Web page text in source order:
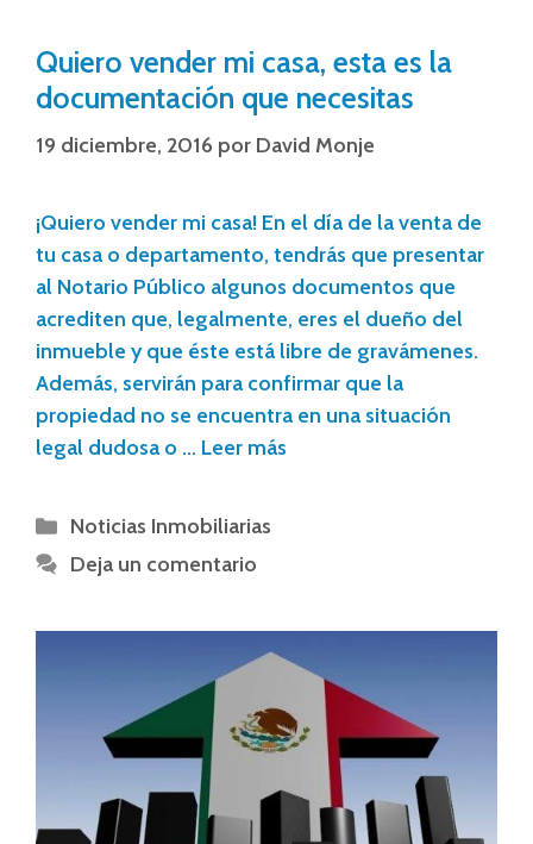
Quiero vender mi casa, esta es la
documentación que necesitas
19 diciembre, 2016 por David Monje
¡Quiero vender mi casa! En el día de la venta de
tu casa o departamento, tendrás que presentar
al Notario Público algunos documentos que
acrediten que, legalmente, eres el dueño del
inmueble y que éste está libre de gravámenes.
Además, servirán para confirmar que la
propiedad no se encuentra en una situación
legal dudosa o … Leer más
Noticias Inmobiliarias
Deja un comentario